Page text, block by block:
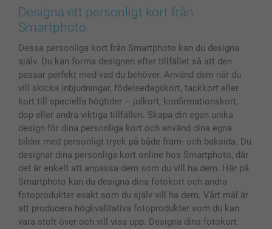
Bilder, Fotoförstoring & Fotohäften
Skal till Mobil & Surfplatta
Fotoalmanackor & Fotoagenda
Fotoramar & Tillbehör
Presentkort
Alla fotoprodukter
Cookie Policy
Sitemap
Investor Relations
smartgaranti
smartbonus
Status på beställningar
Designa ett personligt kort från
Smartphoto
Dessa personliga kort från Smartphoto kan du designa
själv. Du kan forma designen efter tillfället så att den
passar perfekt med vad du behöver. Använd dem när du
vill skicka inbjudningar, födelsedagskort, tackkort eller
kort till speciella högtider – julkort, konfirmationskort,
dop eller andra viktiga tillfällen. Skapa din egen unika
design för dina personliga kort och använd dina egna
bilder med personligt tryck på både fram- och baksida. Du
designar dina personliga kort online hos Smartphoto, där
det är enkelt att anpassa dem som du vill ha dem. Här på
Smartphoto kan du designa dina fotokort och andra
fotoprodukter exakt som du själv vill ha dem. Vårt mål är
att producera högkvalitativa fotoprodukter som du kan
vara stolt över och vill visa upp. Designa dina fotokort